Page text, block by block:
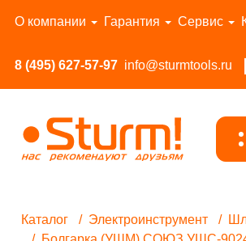
О компании Гарантия Сервис
8 (495) 627-57-97 info@sturmtools.ru
Перейти в каталог
Каталог Электроинструмент